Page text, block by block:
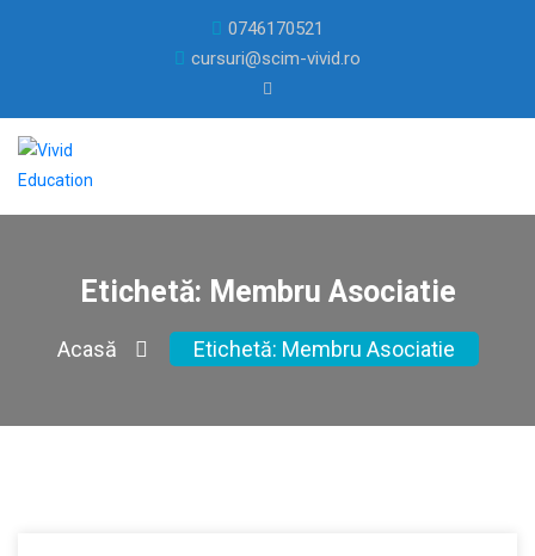
0746170521
cursuri@scim-vivid.ro
Etichetă: Membru Asociatie
Acasă Etichetă: Membru Asociatie